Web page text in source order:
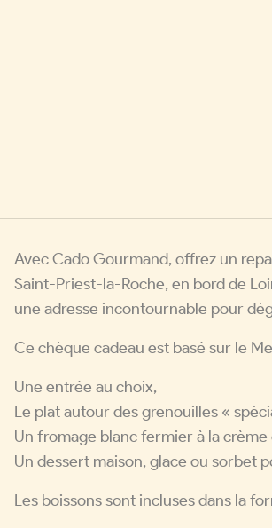
Avec Cado Gourmand, offrez un
Saint-Priest-la-Roche, en bord de
une adresse incontournable pour
Ce chèque cadeau est basé sur le
Une entrée au choix,
Le plat autour des grenouilles «
Un fromage blanc fermier à la
Un dessert maison, glace ou sorbet
Les boissons sont incluses dans la